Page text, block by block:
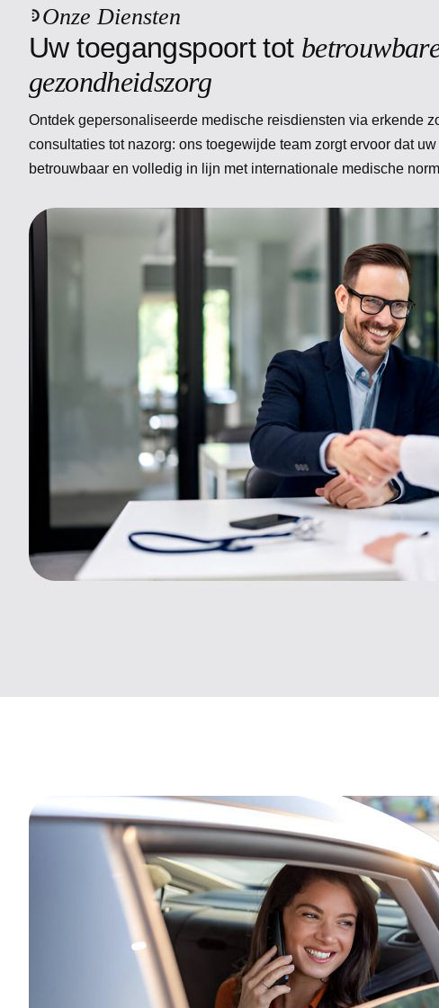
Onze Diensten
Uw toegangspoort tot betrouwbar
gezondheidszorg
Ontdek gepersonaliseerde medische reisdiensten via erkende
consultaties tot nazorg: ons toegewijde team zorgt ervoor dat
betrouwbaar en volledig in lijn met internationale medische